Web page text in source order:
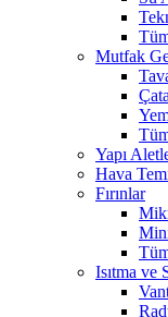
Mutfak
Yapı
Hava
Fırınlar
Isıtma ve